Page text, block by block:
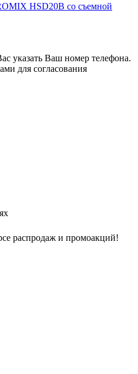
HSD20B со съемной
указать Ваш номер телефона.
для согласования
распродаж и промоакций!